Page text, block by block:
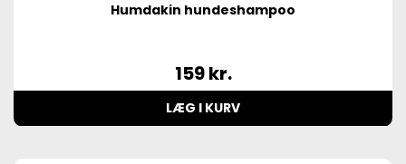
Humdakin hundeshampoo
159kr.
LÆG I KURV